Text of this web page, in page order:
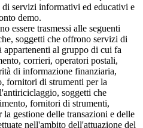
servizi informativi ed educativi e
demo.
essere trasmessi alle seguenti
soggetti che offrono servizi di
appartenenti al gruppo di cui fa
corrieri, operatori postali,
di informazione finanziaria,
fornitori di strumenti per la
soggetti che
fornitori di strumenti,
gestione delle transazioni e delle
nell'ambito dell'attuazione del